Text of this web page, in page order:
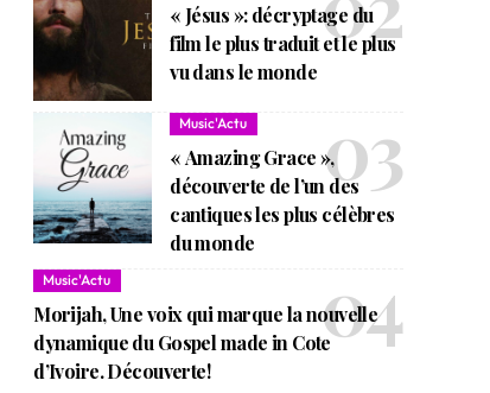
« Jésus »: décryptage du
film le plus traduit et le plus
vu dans le monde
Music'Actu
« Amazing Grace »,
découverte de l’un des
cantiques les plus célèbres
du monde
Music'Actu
Morijah, Une voix qui marque la nouvelle
dynamique du Gospel made in Cote
d’Ivoire. Découverte!